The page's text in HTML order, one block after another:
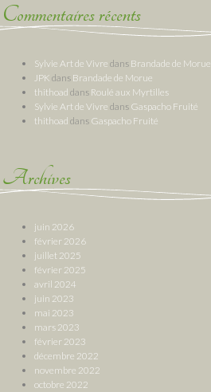
Commentaires récents
Sylvie Art de Vivre dans Brandade de Morue
JPK dans Brandade de Morue
thithoad dans Roulé aux Myrtilles
Sylvie Art de Vivre dans Gaspacho Fruité
thithoad dans Gaspacho Fruité
Archives
juin 2026
février 2026
juillet 2025
février 2025
avril 2024
juin 2023
mai 2023
mars 2023
février 2023
décembre 2022
novembre 2022
octobre 2022